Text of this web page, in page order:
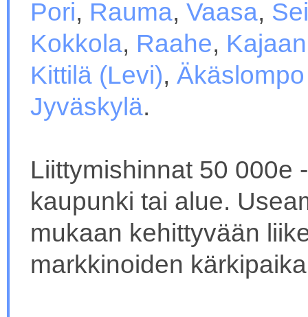
Pori, Rauma, Vaasa,
Kokkola, Raahe,
Kittilä (Levi),
Jyväskylä.
Liittymishinnat 50 000e
kaupunki tai alue.
mukaan kehittyvään
markkinoiden